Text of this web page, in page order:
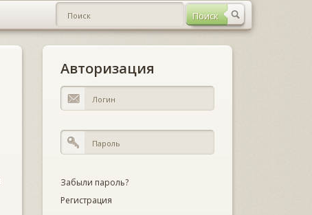
Авторизация
Забыли пароль?
Регистрация